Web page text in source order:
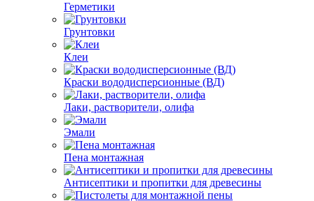
Герметики
Грунтовки
Клеи
Краски вододисперсионные (ВД)
Лаки, растворители, олифа
Эмали
Пена монтажная
Антисептики и пропитки для древесины